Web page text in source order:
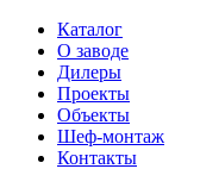
Каталог
О заводе
Дилеры
Проекты
Объекты
Шеф-монтаж
Контакты